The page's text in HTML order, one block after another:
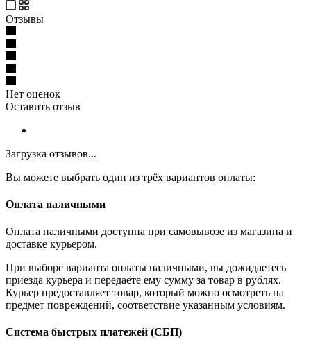
Отзывы
Нет оценок
Оставить отзыв
Загрузка отзывов...
Вы можете выбрать один из трёх вариантов оплаты:
Оплата наличными
Оплата наличными доступна при самовывозе из магазина и
доставке курьером.
При выборе варианта оплаты наличными, вы дожидаетесь
приезда курьера и передаёте ему сумму за товар в рублях.
Курьер предоставляет товар, который можно осмотреть на
предмет повреждений, соответствие указанным условиям.
Система быстрых платежей (СБП)